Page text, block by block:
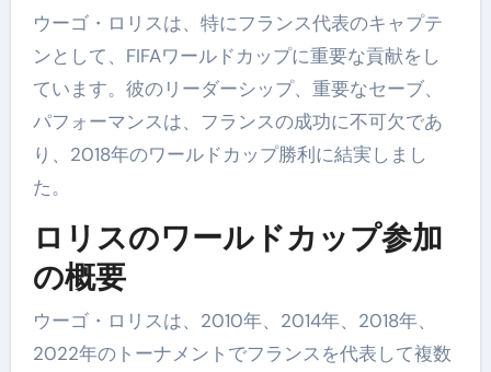
ウーゴ・ロリスは、特にフランス代表のキャプテ
ンとして、FIFAワールドカップに重要な貢献をし
ています。彼のリーダーシップ、重要なセーブ、
パフォーマンスは、フランスの成功に不可欠であ
り、2018年のワールドカップ勝利に結実しまし
た。
ロリスのワールドカップ参加
の概要
ウーゴ・ロリスは、2010年、2014年、2018年、
2022年のトーナメントでフランスを代表して複数